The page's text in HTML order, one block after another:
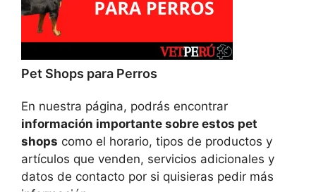
Pet Shops para Perros
En nuestra página, podrás encontrar
información importante sobre estos pet
shops como el horario, tipos de productos y
artículos que venden, servicios adicionales y
datos de contacto por si quisieras pedir más